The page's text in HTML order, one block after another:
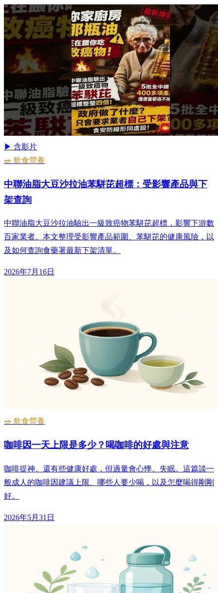
▶ 含影片
🥗 飲食營養
中聯油脂大豆沙拉油苯駢芘超標：受影響產品與下
架查詢
中聯油脂大豆沙拉油驗出一級致癌物苯駢芘超標，影響下游數
百家業者。本文整理受影響產品範圍、苯駢芘的健康風險，以
及如何查詢食藥署最新下架清單。
2026年7月16日
🥗 飲食營養
咖啡因一天上限是多少？喝咖啡的好處與注意
咖啡提神、還有些健康好處，但過量會心悸、失眠。這篇談一
般成人的咖啡因建議上限、哪些人要少喝，以及怎麼喝得剛剛
好。
2026年5月31日